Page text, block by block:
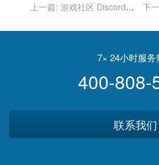
上一篇: 游戏社区 Discord
器人的“锅”
下
7× 24小时服务
400-808-
联系我们